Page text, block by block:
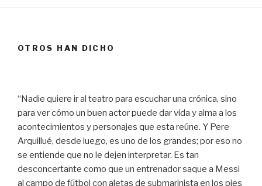
OTROS HAN DICHO
“Nadie quiere ir al teatro para escuchar una crónica, sino
para ver cómo un buen actor puede dar vida y alma a los
acontecimientos y personajes que esta reúne. Y Pere
Arquillué, desde luego, es uno de los grandes; por eso no
se entiende que no le dejen interpretar. Es tan
desconcertante como que un entrenador saque a Messi
al campo de fútbol con aletas de submarinista en los pies